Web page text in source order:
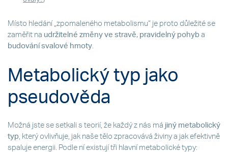
Místo hledání „zpomaleného metabolismu“ je proto důležité se
zaměřit na udržitelné změny ve stravě, pravidelný pohyb a
budování svalové hmoty.
Metabolický typ jako
pseudověda
Možná jste se setkali s teorií, že každý z nás má jiný metabolický
typ , který ovlivňuje, jak naše tělo zpracovává živiny a jak efektivně
spaluje energii. Podle ní existují tři hlavní metabolické typy: